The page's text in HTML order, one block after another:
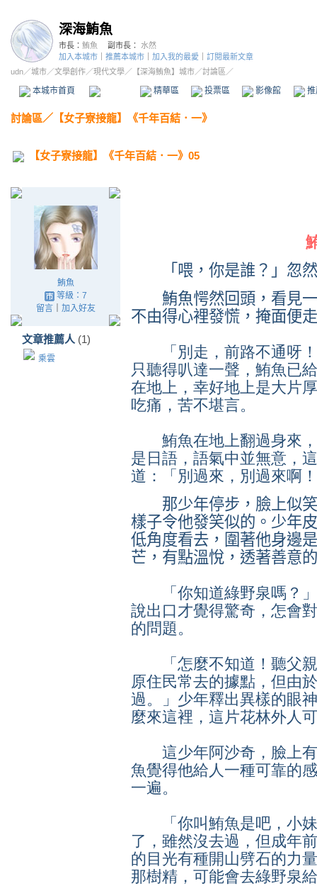
深海鮪魚
市長： 鮪魚 副市長：
水然
加入本城市
推薦本城市 加入我的最愛
訂閱最新文章
udn／城市／文學創作／現代文學／ 【深海鮪魚】城市／討論區／
本城市首頁 精華區 投票區 影像館
討論區／ 【女子寮接龍】《千年百結．一》
【女子寮接龍】《千年百結．一》05
鮪魚
等級：7
留言｜ 加入好友
文章推薦人 (1)
乘雲
「喂，你是誰？」忽然
鮪魚愕然回頭，看見一
不由得心裡發慌，掩面便
「別走，前路不通呀
只聽得叭達一聲，鮪魚已
在地上，幸好地上是大片
吃痛，苦不堪言。
鮪魚在地上翻過身來，
是日語，語氣中並無意，
道：「別過來，別過來啊
那少年停步，臉上似笑
樣子令他發笑似的。少年
低角度看去，圍著他身邊
芒，有點溫悅，透著善意
「你知道綠野泉嗎？」
說出口才覺得驚奇，怎會
的問題。
「怎麼不知道！聽父親
原住民常去的據點，但由
過。」少年釋出異樣的眼
麼來這裡，這片花林外人
這少年阿沙奇，臉上有
魚覺得他給人一種可靠的
一遍。
「你叫鮪魚是吧，小
了，雖然沒去過，但成年
的目光有種開山劈石的力
那樹精，可能會去綠野泉